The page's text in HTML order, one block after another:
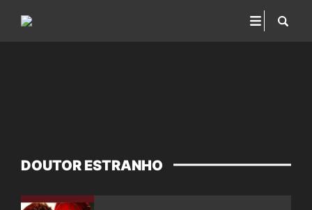
DOUTOR ESTRANHO